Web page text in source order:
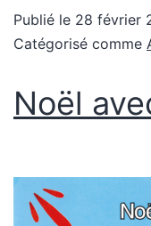
Publié le 28 février
Catégorisé comme
Noël